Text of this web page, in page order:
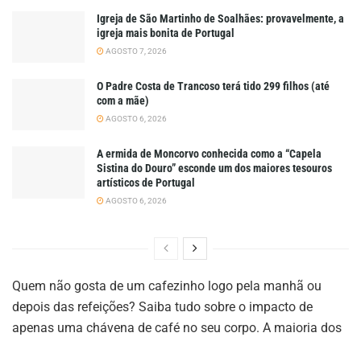
Igreja de São Martinho de Soalhães: provavelmente, a
igreja mais bonita de Portugal
AGOSTO 7, 2026
O Padre Costa de Trancoso terá tido 299 filhos (até
com a mãe)
AGOSTO 6, 2026
A ermida de Moncorvo conhecida como a “Capela
Sistina do Douro” esconde um dos maiores tesouros
artísticos de Portugal
AGOSTO 6, 2026
Quem não gosta de um cafezinho logo pela manhã ou
depois das refeições? Saiba tudo sobre o impacto de
apenas uma chávena de café no seu corpo. A maioria dos